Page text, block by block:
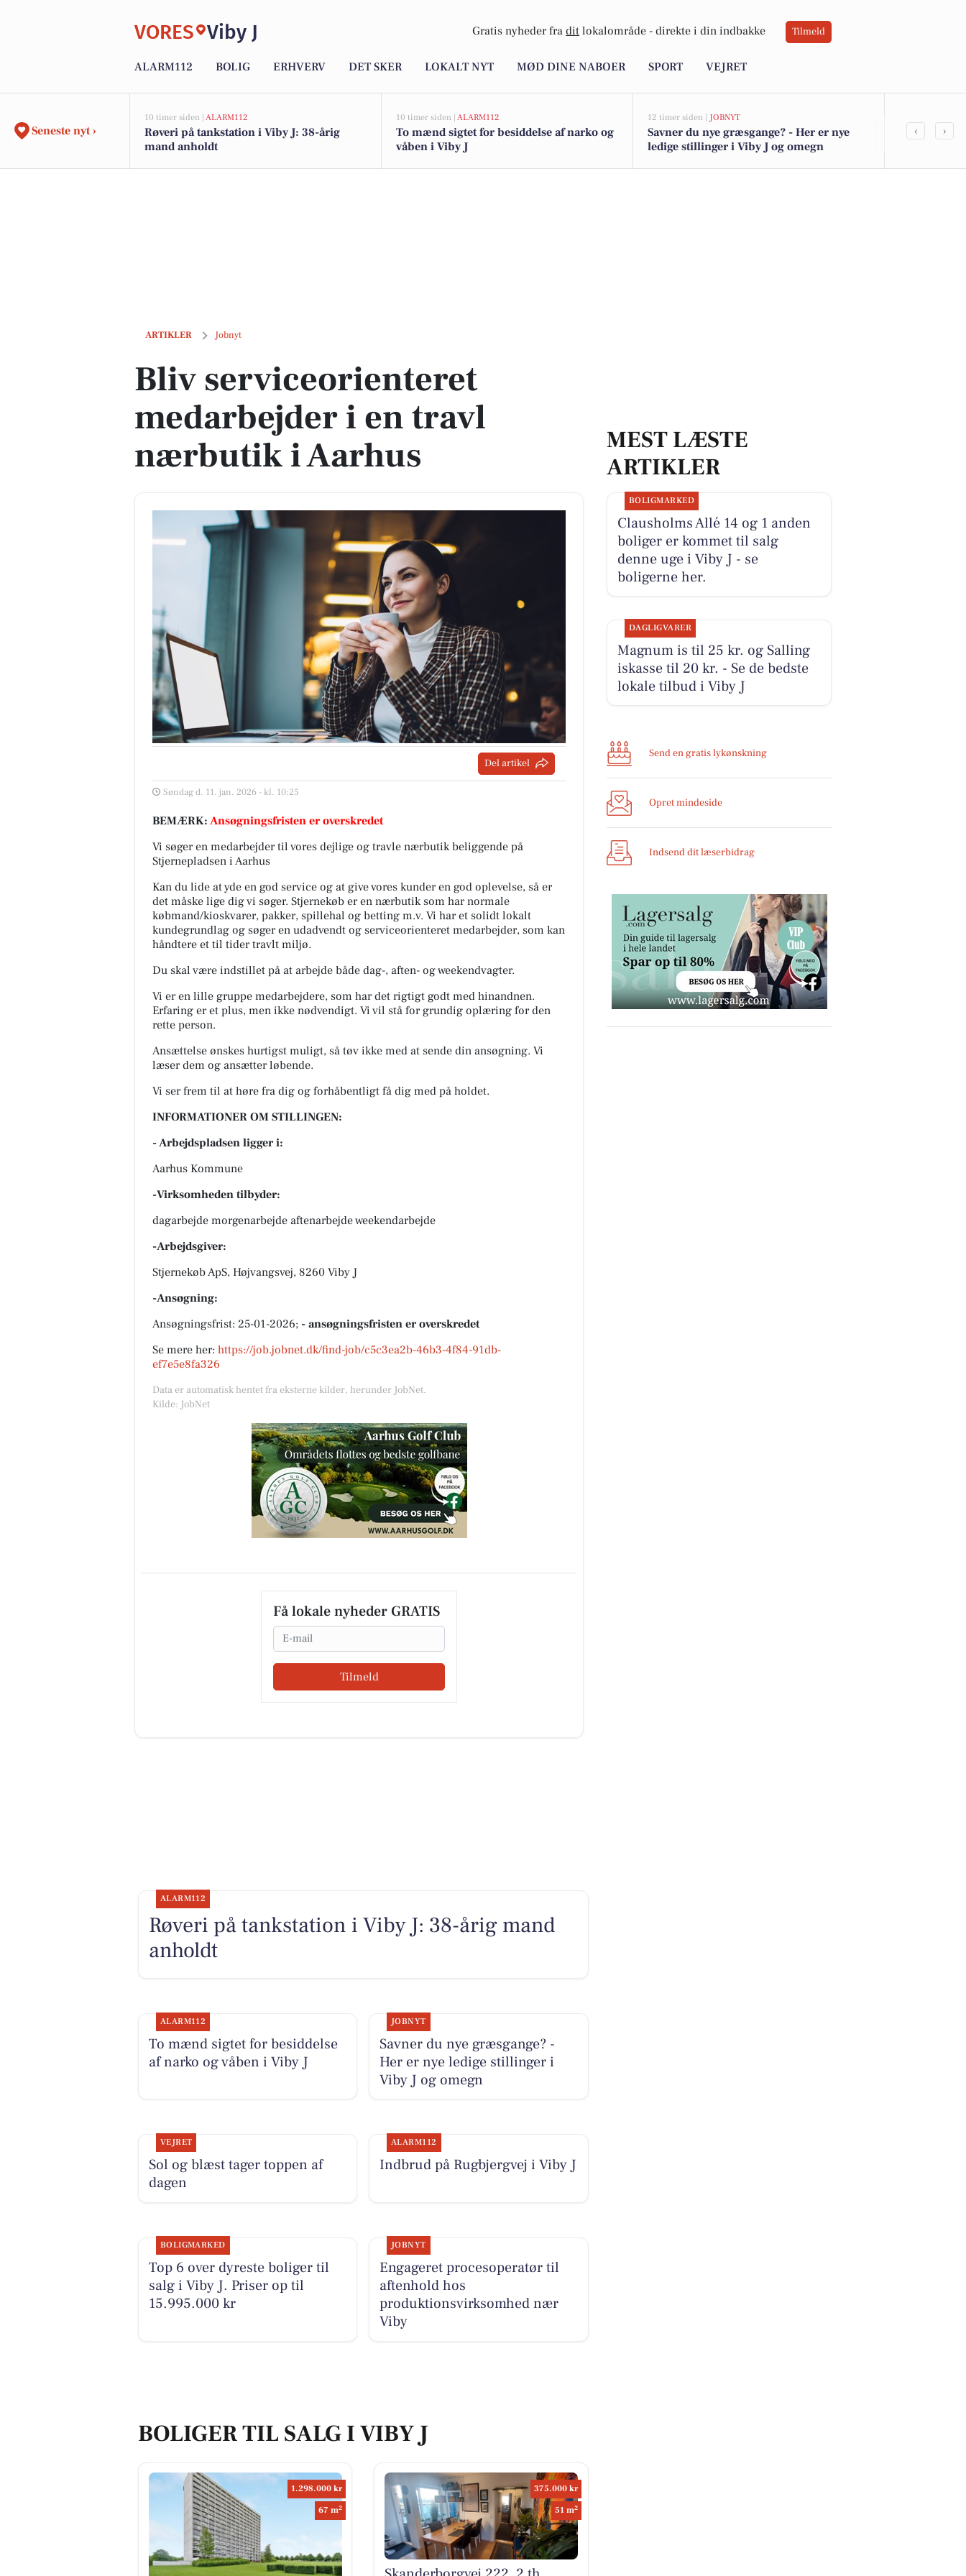
VORES Viby J Gratis nyheder fra dit lokalområde - direkte i din indbakke Tilmeld
ALARM112 BOLIG ERHVERV DET SKER LOKALT NYT MØD DINE NABOER SPORT VEJRET
Seneste nyt ›
10 timer siden | ALARM112
Røveri på tankstation i Viby J: 38-årig
mand anholdt
10 timer siden | ALARM112
To mænd sigtet for besiddelse af narko og
våben i Viby J
12 timer siden | JOBNYT
Savner du nye græsgange? - Her er nye
ledige stillinger i Viby J og omegn
Sol og
‹ ›
ARTIKLER Jobnyt
Bliv serviceorienteret medarbejder i en travl nærbutik i Aarhus
Bliv serviceorienteret
medarbejder i en travl
nærbutik i Aarhus
Del artikel
Søndag d. 11. jan. 2026 - kl. 10:25
BEMÆRK: Ansøgningsfristen er overskredet
Vi søger en medarbejder til vores dejlige og travle nærbutik beliggende på
Stjernepladsen i Aarhus
Kan du lide at yde en god service og at give vores kunder en god oplevelse, så er
det måske lige dig vi søger. Stjernekøb er en nærbutik som har normale
købmand/kioskvarer, pakker, spillehal og betting m.v. Vi har et solidt lokalt
kundegrundlag og søger en udadvendt og serviceorienteret medarbejder, som kan
håndtere et til tider travlt miljø.
Du skal være indstillet på at arbejde både dag-, aften- og weekendvagter.
Vi er en lille gruppe medarbejdere, som har det rigtigt godt med hinandnen.
Erfaring er et plus, men ikke nødvendigt. Vi vil stå for grundig oplæring for den
rette person.
Ansættelse ønskes hurtigst muligt, så tøv ikke med at sende din ansøgning. Vi
læser dem og ansætter løbende.
Vi ser frem til at høre fra dig og forhåbentligt få dig med på holdet.
INFORMATIONER OM STILLINGEN:
- Arbejdspladsen ligger i:
Aarhus Kommune
-Virksomheden tilbyder:
dagarbejde morgenarbejde aftenarbejde weekendarbejde
-Arbejdsgiver:
Stjernekøb ApS, Højvangsvej, 8260 Viby J
-Ansøgning:
Ansøgningsfrist: 25-01-2026; - ansøgningsfristen er overskredet
Se mere her: https://job.jobnet.dk/find-job/c5c3ea2b-46b3-4f84-91db-
ef7e5e8fa326
Data er automatisk hentet fra eksterne kilder, herunder JobNet.
Kilde: JobNet
Få lokale nyheder GRATIS
Email
Tilmeld
MEST LÆSTE
ARTIKLER
BOLIGMARKED
Clausholms Allé 14 og 1 anden
boliger er kommet til salg
denne uge i Viby J - se
boligerne her.
DAGLIGVARER
Magnum is til 25 kr. og Salling
iskasse til 20 kr. - Se de bedste
lokale tilbud i Viby J
Send en gratis lykønskning
Opret mindeside
Indsend dit læserbidrag
ALARM112
Røveri på tankstation i Viby J: 38-årig mand
anholdt
ALARM112
To mænd sigtet for besiddelse
af narko og våben i Viby J
JOBNYT
Savner du nye græsgange? -
Her er nye ledige stillinger i
Viby J og omegn
VEJRET
Sol og blæst tager toppen af
dagen
ALARM112
Indbrud på Rugbjergvej i Viby J
BOLIGMARKED
Top 6 over dyreste boliger til
salg i Viby J. Priser op til
15.995.000 kr
JOBNYT
Engageret procesoperatør til
aftenhold hos
produktionsvirksomhed nær
Viby
BOLIGER TIL SALG I VIBY J
1.298.000 kr
67 m2
375.000 kr
51 m2